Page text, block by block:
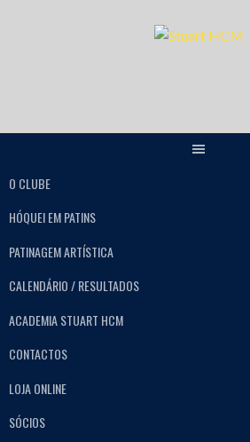
O CLUBE
HÓQUEI EM PATINS
PATINAGEM ARTÍSTICA
CALENDÁRIO / RESULTADOS
ACADEMIA STUART HCM
CONTACTOS
LOJA ONLINE
SÓCIOS